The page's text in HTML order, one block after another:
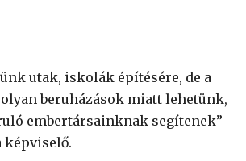
utak, iskolák építésére, de a
beruházások miatt lehetünk,
embertársainknak segítenek”
képviselő.